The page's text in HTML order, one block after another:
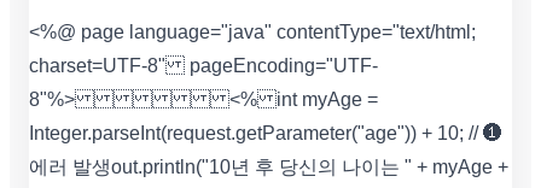
<%@ page language="java" contentType="text/html;
charset=UTF-8" pageEncoding="UTF-
8"%><% int myAge =
Integer.parseInt(request.getParameter("age")) + 10; // ❶
에러 발생 out.println("10년 후 당신의 나이는 " + myAge +